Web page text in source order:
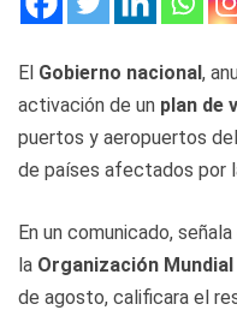
El Gobierno nacional,
activación de un plan de
puertos y aeropuertos
de países afectados por
En un comunicado,
la Organización
de agosto, calificara el